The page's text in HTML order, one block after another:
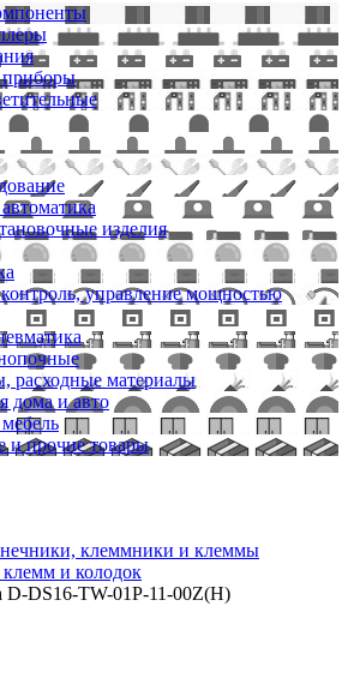
приборы
изделия
управление мощностью
расходные материалы
дома и авто
прочие товары
клеммники и клеммы
и колодок
D-DS16-TW-01P-11-00Z(H)